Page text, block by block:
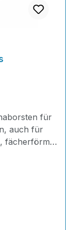
für
auch für
fächerförmig
als
Mit